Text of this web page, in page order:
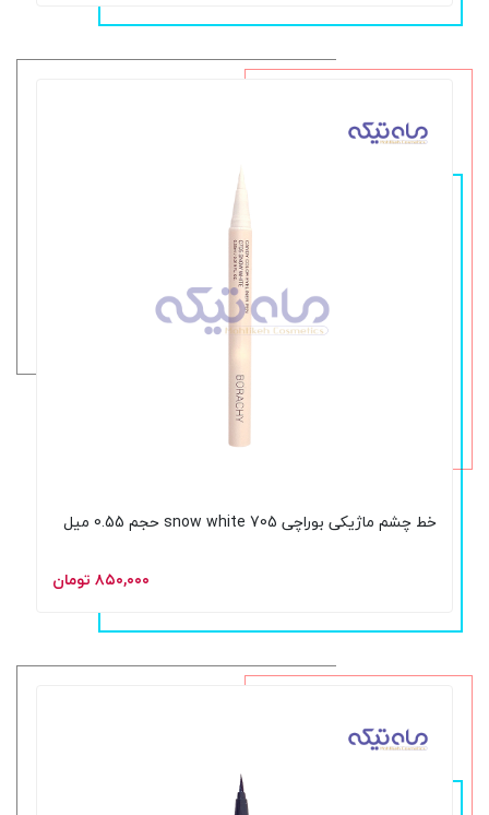
خط چشم ماژیکی بوراچی 705 snow white حجم 0.55 میل
۸۵۰,۰۰۰ تومان